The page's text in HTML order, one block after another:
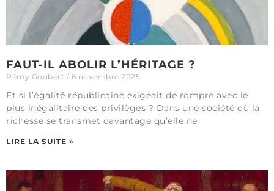
FAUT-IL ABOLIR L’HÉRITAGE ?
Rémy Goubert 6 novembre 2025
Et si l’égalité républicaine exigeait de rompre avec le
plus inégalitaire des privilèges ? Dans une société où la
richesse se transmet davantage qu’elle ne
LIRE LA SUITE »